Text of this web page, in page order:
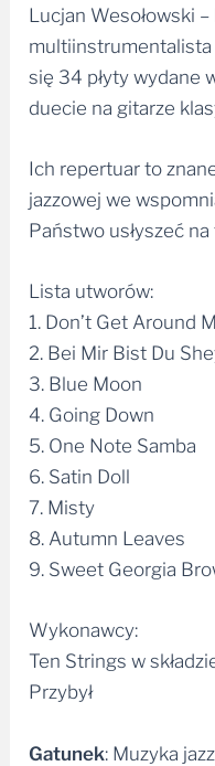
Lucjan Wesołowski
multiinstrumentalista
się 34 płyty wydane
duecie na gitarze
Ich repertuar to
jazzowej we
Państwo usłyszeć
Lista utworów:
1. Don’t Get Around
2. Bei Mir Bist Du
3. Blue Moon
4. Going Down
5. One Note Samba
6. Satin Doll
7. Misty
8. Autumn Leaves
9. Sweet Georgia
Wykonawcy:
Ten Strings w
Przybył
Gatunek: Muzyka